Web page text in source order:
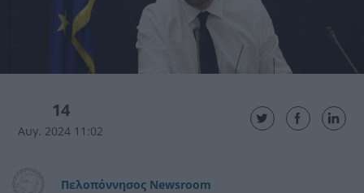
14
Αυγ. 2024 11:02
Πελοπόννησος Newsroom